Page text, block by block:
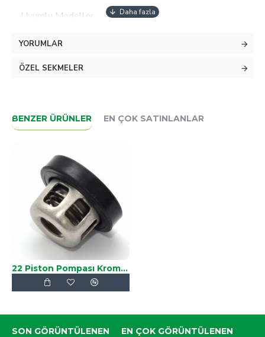
Uyumlu Modeller
YK-30
OS-30
YORUMLAR
ÖZEL SEKMELER
BENZER ÜRÜNLER EN ÇOK SATINLANLAR
22 Piston Pompası Krom Sibop
SON GÖRÜNTÜLENEN EN ÇOK GÖRÜNTÜLENEN